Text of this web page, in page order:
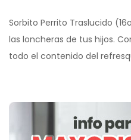
Sorbito Perrito Traslucido
las loncheras de tus hijos.
todo el contenido del